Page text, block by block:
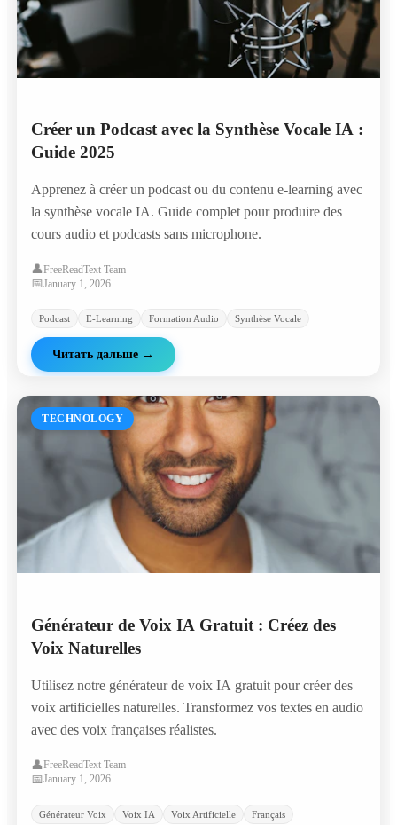
Créer un Podcast avec la Synthèse Vocale IA :
Guide 2025
Apprenez à créer un podcast ou du contenu e-learning avec
la synthèse vocale IA. Guide complet pour produire des
cours audio et podcasts sans microphone.
👤FreeReadText Team
📅January 1, 2026
Podcast E-Learning Formation Audio Synthèse Vocale
Читать дальше →
TECHNOLOGY
Générateur de Voix IA Gratuit : Créez des
Voix Naturelles
Utilisez notre générateur de voix IA gratuit pour créer des
voix artificielles naturelles. Transformez vos textes en audio
avec des voix françaises réalistes.
👤FreeReadText Team
📅January 1, 2026
Générateur Voix Voix IA Voix Artificielle Français